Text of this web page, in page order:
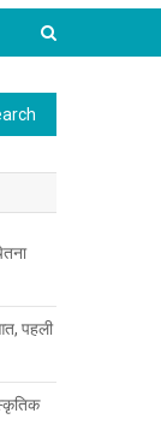
for:
पहली